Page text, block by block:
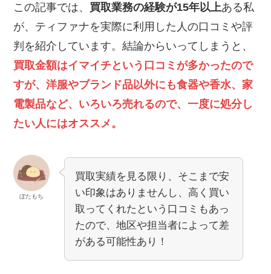
この記事では、 買取業務の経験が15年以上ある私
が、ティファナを実際に利用した人の口コミや評
判を紹介しています。結論からいってしまうと、
買取金額はイマイチという口コミが多かったので
すが、洋服やブランド品以外にも食器や香水、家
電製品など、いろいろ売れるので、一度に処分し
たい人にはオススメ。
ぼたもち
買取実績を見る限り、そこまで安
い印象はありませんし、高く買い
取ってくれたという口コミもあっ
たので、地区や担当者によって差
がある可能性あり！